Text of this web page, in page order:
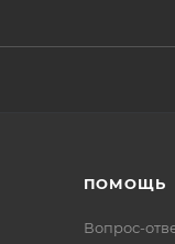
ПОМОЩЬ
Вопрос-